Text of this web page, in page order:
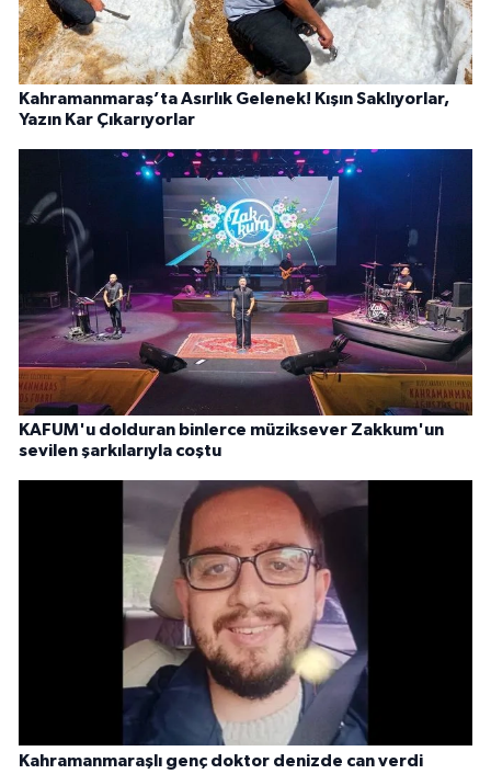
Kahramanmaraş’ta Asırlık Gelenek! Kışın Saklıyorlar,
Yazın Kar Çıkarıyorlar
KAFUM'u dolduran binlerce müziksever Zakkum'un
sevilen şarkılarıyla coştu
Kahramanmaraşlı genç doktor denizde can verdi